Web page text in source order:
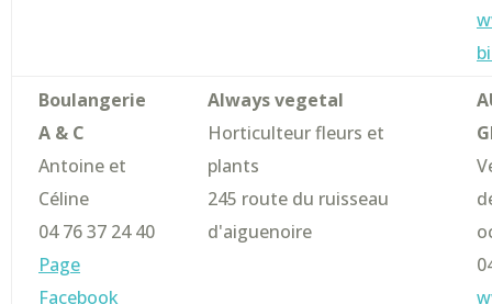
Boulangerie
A & C
Antoine et
Céline
04 76 37 24 40
Page
Facebook
Always vegetal
Horticulteur fleurs et
plants
245 route du ruisseau
d'aiguenoire